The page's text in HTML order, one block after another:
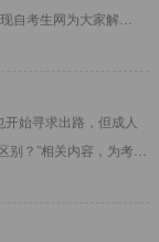
自考生网为大家解
始寻求出路，但成人
？”相关内容，为考生